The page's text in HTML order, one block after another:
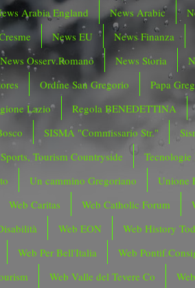
Arabia England News Arabic
News EU
News Finanza
News Osserv.Romano News Storia
Ordine San Gregorio
Papa
Lazio
Regola BENEDETTINA
SISMA "Commissario Str."
Sports, Tourism Countryside
Tecnologie
Un cammino Gregoriano
Unione
Web Caritas Web Catholic Forum
Web EON
Web History
Web Per Bell'Italia
Web
Web Valle del Tevere Co